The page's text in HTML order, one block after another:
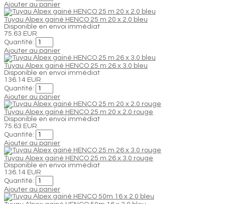
Ajouter au panier
Tuyau Alpex gainé HENCO 25 m 20 x 2.0 bleu
Disponible en envoi immédiat
75.63 EUR
Quantité:
Ajouter au panier
Tuyau Alpex gainé HENCO 25 m 26 x 3.0 bleu
Disponible en envoi immédiat
136.14 EUR
Quantité:
Ajouter au panier
Tuyau Alpex gainé HENCO 25 m 20 x 2.0 rouge
Disponible en envoi immédiat
75.63 EUR
Quantité:
Ajouter au panier
Tuyau Alpex gainé HENCO 25 m 26 x 3.0 rouge
Disponible en envoi immédiat
136.14 EUR
Quantité:
Ajouter au panier